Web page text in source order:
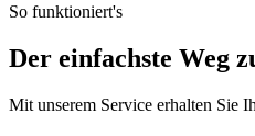
So funktioniert's
Der einfachste Weg
Mit unserem Service erhalten Sie